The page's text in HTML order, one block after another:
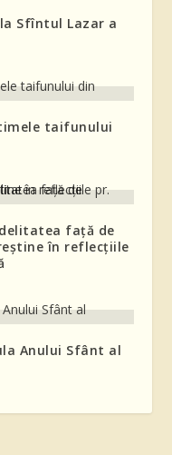
Sfîntul Lazar a
taifunului
față de
în reflecțiile
Anului Sfânt al